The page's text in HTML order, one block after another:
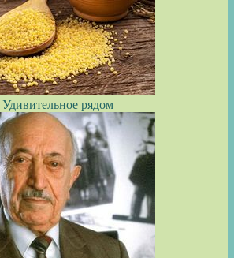
Удивительное рядом